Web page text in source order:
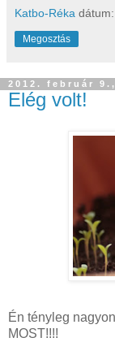
Katbo-Réka dátum:
Megosztás
2012. február
Elég volt!
Én tényleg
MOST!!!!